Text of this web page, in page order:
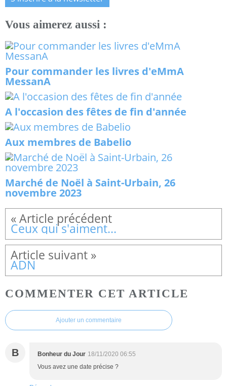
Vous aimerez aussi :
Pour commander les livres d'eMmA
MessanA
A l'occasion des fêtes de fin d'année
Aux membres de Babelio
Marché de Noël à Saint-Urbain, 26
novembre 2023
Ceux qui s'aiment...
ADN
COMMENTER CET ARTICLE
Ajouter un commentaire
B Bonheur du Jour 18/11/2020 06:55
Vous avez une date précise ?